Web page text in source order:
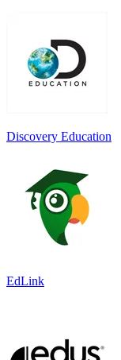
Discovery Education
EdLink